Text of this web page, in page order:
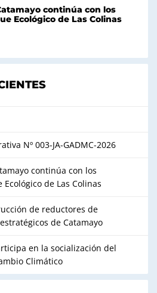
continúa con los
Ecológico de Las Colinas
Nº 003-JA-GADMC-2026
continúa con los
de Las Colinas
de reductores de
de Catamayo
en la socialización del
Climático